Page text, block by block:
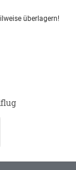
überlagern!